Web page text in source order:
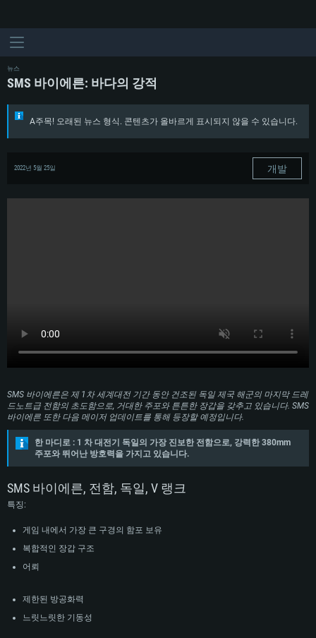
뉴스
SMS 바이에른: 바다의 강적
A주목! 오래된 뉴스 형식. 콘텐츠가 올바르게 표시되지 않을 수 있습니다.
2022년 5월 25일 개발
SMS 바이에른은 제 1차 세계대전 기간 동안 건조된 독일 제국 해군의 마지막 드레
드노트급 전함의 초도함으로, 거대한 주포와 튼튼한 장갑을 갖추고 있습니다. SMS
바이에른 또한 다음 메이저 업데이트를 통해 등장할 예정입니다.
한 마디로 : 1 차 대전기 독일의 가장 진보한 전함으로, 강력한 380mm
주포와 뛰어난 방호력을 가지고 있습니다.
SMS 바이에른, 전함, 독일, V 랭크
특징:
게임 내에서 가장 큰 구경의 함포 보유
복합적인 장갑 구조
어뢰
제한된 방공화력
느릿느릿한 기동성